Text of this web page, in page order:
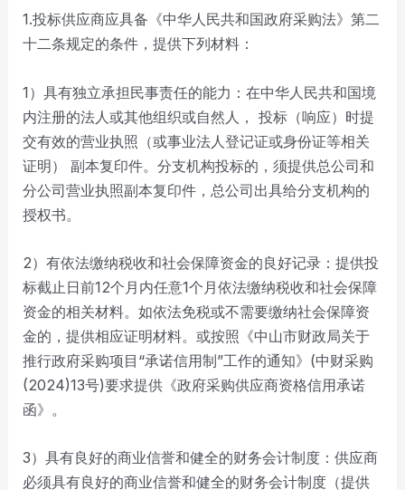
1.投标供应商应具备《中华人民共和国政府采购法》第二
十二条规定的条件，提供下列材料：
1）具有独立承担民事责任的能力：在中华人民共和国境
内注册的法人或其他组织或自然人， 投标（响应）时提
交有效的营业执照（或事业法人登记证或身份证等相关
证明） 副本复印件。分支机构投标的，须提供总公司和
分公司营业执照副本复印件，总公司出具给分支机构的
授权书。
2）有依法缴纳税收和社会保障资金的良好记录：提供投
标截止日前12个月内任意1个月依法缴纳税收和社会保障
资金的相关材料。如依法免税或不需要缴纳社会保障资
金的，提供相应证明材料。或按照《中山市财政局关于
推行政府采购项目“承诺信用制”工作的通知》(中财采购
(2024)13号)要求提供《政府采购供应商资格信用承诺
函》。
3）具有良好的商业信誉和健全的财务会计制度：供应商
必须具有良好的商业信誉和健全的财务会计制度（提供